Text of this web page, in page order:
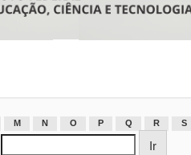
M N O P Q R S